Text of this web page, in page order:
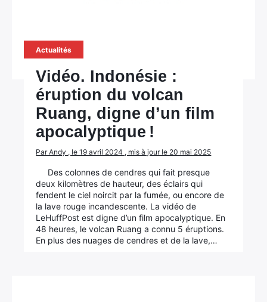
Actualités
Vidéo. Indonésie :
éruption du volcan
Ruang, digne d’un film
apocalyptique !
Par Andy , le 19 avril 2024 , mis à jour le 20 mai 2025
Des colonnes de cendres qui fait presque
deux kilomètres de hauteur, des éclairs qui
fendent le ciel noircit par la fumée, ou encore de
la lave rouge incandescente. La vidéo de
LeHuffPost est digne d’un film apocalyptique. En
48 heures, le volcan Ruang a connu 5 éruptions.
En plus des nuages de cendres et de la lave,…